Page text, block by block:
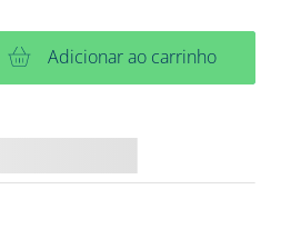
Adicionar ao carrinho